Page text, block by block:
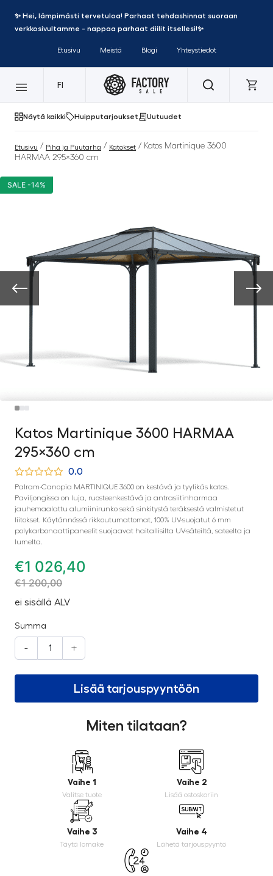
✨ Hei, lämpimästi tervetuloa! Parhaat tehdashinnat suoraan
verkkosivultamme - nappaa parhaat diilit itsellesi!✨
Etusivu Meistä Blogi Yhteystiedot
FI
Näytä kaikki Huipputarjoukset Uutuudet
Etusivu / Piha ja Puutarha / Katokset / Katos Martinique 3600
HARMAA 295×360 cm
SALE -14%
Katos Martinique 3600 HARMAA
295×360 cm
0.0
Palram-Canopia MARTINIQUE 3600 on kestävä ja tyylikäs katos.
Paviljongissa on luja, ruosteenkestävä ja antrasiitinharmaa
jauhemaalattu alumiinirunko sekä sinkitystä teräksestä valmistetut
liitokset. Käytännössä rikkoutumattomat, 100% UV-suojatut 6 mm
polykarbonaattipaneelit suojaavat haitallisilta UV-säteiltä, sateelta ja
lumelta.
€1 026,40
€1 200,00
ei sisällä ALV
Summa
- +
Lisää tarjouspyyntöön
Miten tilataan?
Vaihe 1
Valitse tuote
Vaihe 2
Lisää ostoskoriin
Vaihe 3
Täytä lomake
Vaihe 4
Lähetä tarjouspyyntö